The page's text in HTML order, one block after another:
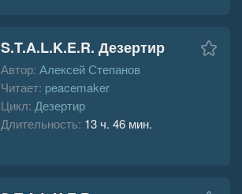
S.T.A.L.K.E.R. Дезертир
Автор: Алексей Степанов
Читает: peacemaker
Цикл: Дезертир
Длительность: 13 ч. 46 мин.